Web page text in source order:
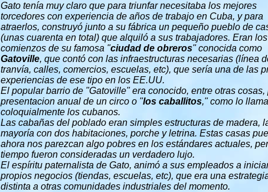
Gato tenía muy claro que para triunfar necesitaba los mejores
torcedores con experiencia de años de trabajo en Cuba, y para
atraerlos, construyó junto a su fábrica un pequeño pueblo de
(unas cuarenta en total) que alquiló a sus trabajadores. Eran los
comienzos de su famosa "ciudad de obreros" conocida como
Gatoville, que contó con las infraestructuras necesarias (línea
tranvía, calles, comercios, escuelas, etc), que sería una de las
experiencias de ese tipo en los EE.UU.
El popular barrio de "Gatoville" era conocido, entre otras cosas,
presentacion anual de un circo o "los caballitos," como lo
coloquialmente los cubanos.
Las cabañas del poblado eran simples estructuras de madera,
mayoría con dos habitaciones, porche y letrina. Estas casas
ahora nos parezcan algo pobres en los estándares actuales,
tiempo fueron consideradas un verdadero lujo.
El espíritu paternalista de Gato, animó a sus empleados a
propios negocios (tiendas, escuelas, etc), que era una
distinta a otras comunidades industriales del momento.